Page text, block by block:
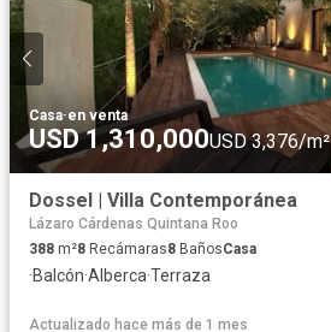
Casa·en venta
USD 1,310,000USD 3,376/m²
Dossel | Villa Contemporánea
Lázaro Cárdenas Quintana Roo
388 m²8 Recámaras8 BañosCasa
·Balcón·Alberca·Terraza
Actualizado hace más de 1 mes